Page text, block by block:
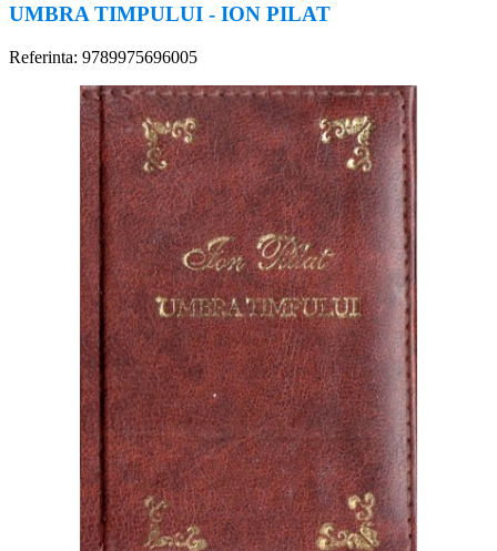
UMBRA TIMPULUI - ION PILAT
Referinta: 9789975696005